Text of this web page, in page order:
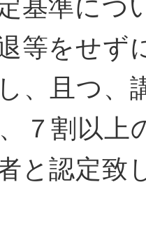
基準につ
等をせず
、且つ、
７割以上
と認定致